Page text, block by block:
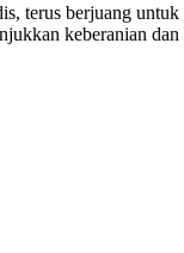
terus berjuang
keberanian